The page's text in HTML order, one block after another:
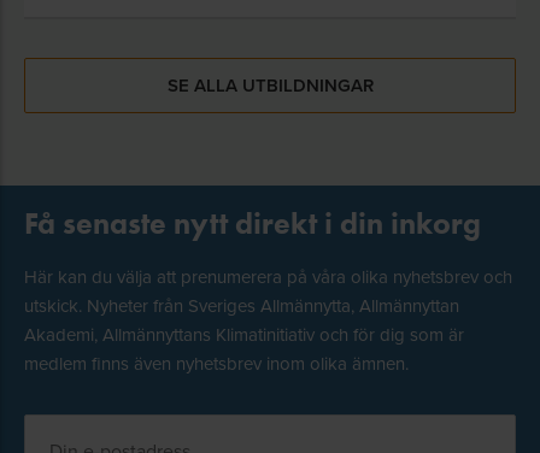
SE ALLA UTBILDNINGAR
Få senaste nytt direkt i din inkorg
Här kan du välja att prenumerera på våra olika nyhetsbrev och
utskick. Nyheter från Sveriges Allmännytta, Allmännyttan
Akademi, Allmännyttans Klimatinitiativ och för dig som är
medlem finns även nyhetsbrev inom olika ämnen.